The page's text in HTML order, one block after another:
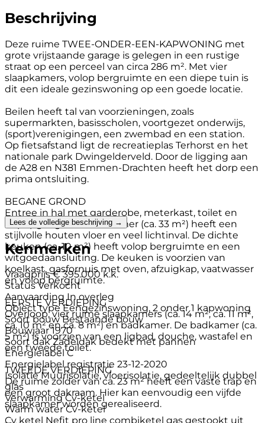
Beschrijving
Deze ruime TWEE-ONDER-EEN-KAPWONING met
grote vrijstaande garage is gelegen in een rustige
straat op een perceel van circa 286 m². Met vier
slaapkamers, volop bergruimte en een diepe tuin is
dit een ideale gezinswoning op een goede locatie.
Beilen heeft tal van voorzieningen, zoals
supermarkten, basisscholen, voortgezet onderwijs,
(sport)verenigingen, een zwembad en een station.
Op fietsafstand ligt de recreatieplas Terhorst en het
nationale park Dwingelderveld. Door de ligging aan
de A28 en N381 Emmen-Drachten heeft het dorp een
prima ontsluiting.
BEGANE GROND
Entree in hal met garderobe, meterkast, toilet en
trapopgang. De woonkamer (ca. 33 m²) heeft een
stijlvolle houten vloer en veel lichtinval. De dichte
keuken (ca. 10 m²) heeft volop bergruimte en een
witgoedaansluiting. De keuken is voorzien van
koelkast, gasfornuis met oven, afzuigkap, vaatwasser
en volop bergruimte.
EERSTE VERDIEPING
Overloop, vier ruime slaapkamers (ca. 14 m², ca. 11 m²,
ca. 10 m² en ca. 8 m²) en badkamer. De badkamer (ca.
5 m²) is voorzien van een ligbad, douche, wastafel en
een tweede toilet.
TWEEDE VERDIEPING
De ruime zolder van ca. 23 m² heeft een vaste trap en
een groot dakraam. Hier kan eenvoudig een vijfde
slaapkamer worden gerealiseerd.
Lees de volledige beschrijving →
Kenmerken
Vraagprijs € 395.000 k.k.
Status Verkocht
Aanvaarding In overleg
Object type Eengezinswoning, 2 onder 1 kapwoning
Soort bouw Bestaande bouw
Bouwjaar 1970
Soort dak Zadeldak bedekt met pannen
Energielabel C
Energielabel registratie 23-12-2020
Isolatie Muurisolatie, vloerisolatie, gedeeltelijk dubbel
glas
Verwarming Cv-ketel
Warm water Cv-ketel
Cv ketel Nefit pro line combiketel gas gestookt uit